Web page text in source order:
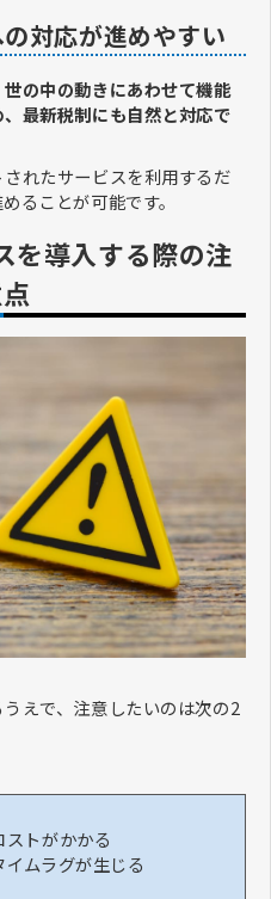
対応が進めやすい
世の中の動きにあわせて機能
最新税制にも自然と対応で
れたサービスを利用するだ
ることが可能です。
を導入する際の注
えで、注意したいのは次の2
トがかかる
ムラグが生じる